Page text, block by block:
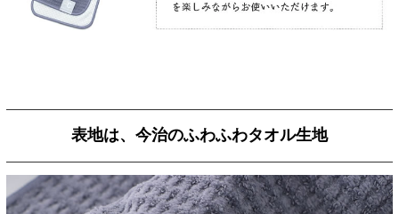
表地は、今治のふわふわタオル生地